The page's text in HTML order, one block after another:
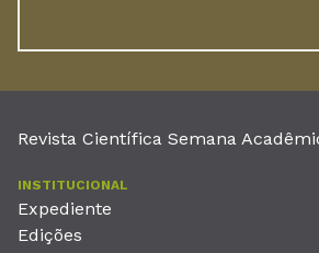
Revista Científica Semana
INSTITUCIONAL
Expediente
Edições